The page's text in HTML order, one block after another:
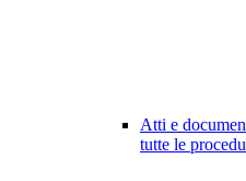
Atti e
tutte le